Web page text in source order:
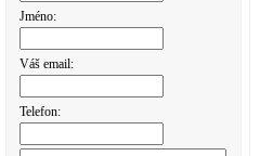
Jméno:
Váš email:
Telefon: